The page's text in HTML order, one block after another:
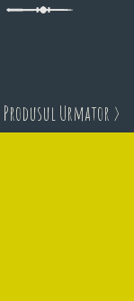
Produsul Urmator >